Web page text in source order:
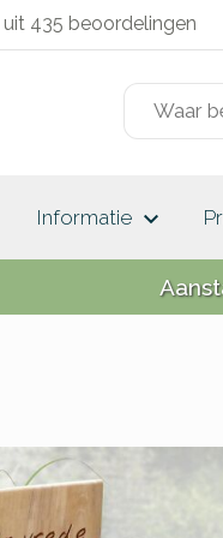
uit 435 beoordelingen
Informatie keyboard_arrow_down